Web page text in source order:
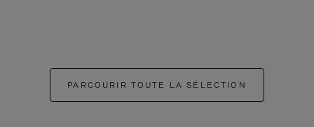
PARCOURIR TOUTE LA SÉLECTION